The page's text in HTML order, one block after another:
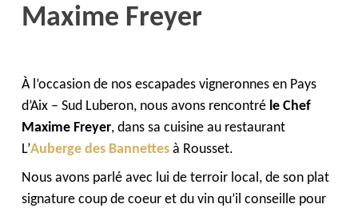
Maxime Freyer
À l’occasion de nos escapades vigneronnes en Pays
d’Aix – Sud Luberon, nous avons rencontré le Chef
Maxime Freyer, dans sa cuisine au restaurant
L’Auberge des Bannettes à Rousset.
Nous avons parlé avec lui de terroir local, de son plat
signature coup de coeur et du vin qu’il conseille pour